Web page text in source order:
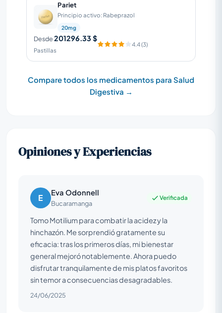
Pariet
Principio activo: Rabeprazol
20mg
Desde201296.33 $
Pastillas
4.4 (3)
Compare todos los medicamentos para Salud
Digestiva →
Opiniones y Experiencias
E Eva Odonnell
Bucaramanga
Verificada
Tomo Motilium para combatir la acidez y la
hinchazón. Me sorprendió gratamente su
eficacia: tras los primeros días, mi bienestar
general mejoró notablemente. Ahora puedo
disfrutar tranquilamente de mis platos favoritos
sin temor a consecuencias desagradables.
24/06/2025